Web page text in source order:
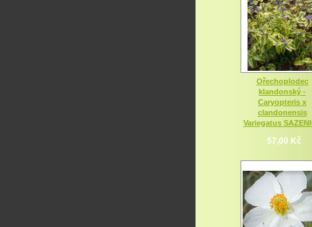
Ořechoplodec
klandonský -
Caryopteris x
clandonensis
Variegatus
57,00 Kč